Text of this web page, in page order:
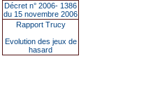
Décret n° 2006- 1386
du 15 novembre 2006
Rapport Trucy
Evolution des jeux de
hasard